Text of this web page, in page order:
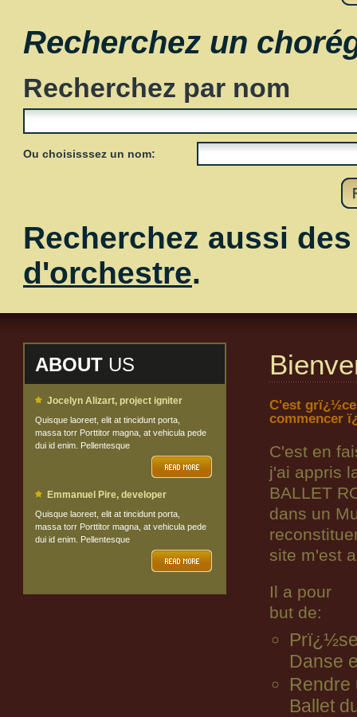
Recherchez un
Recherchez par nom
Ou choisisssez un nom:
Recherchez aussi
d'orchestre.
ABOUT US
Jocelyn Alizart, project igniter
Quisque laoreet, elit at tincidunt porta,
massa torr Porttitor magna, at vehicula pede
dui id enim. Pellentesque
Emmanuel Pire, developer
Quisque laoreet, elit at tincidunt porta,
massa torr Porttitor magna, at vehicula pede
dui id enim. Pellentesque
C'est
commencer
C'est en
j'ai appris
BALLET
dans un
site m'est
Il a pour
but de:
Danse
Rendre
Ballet